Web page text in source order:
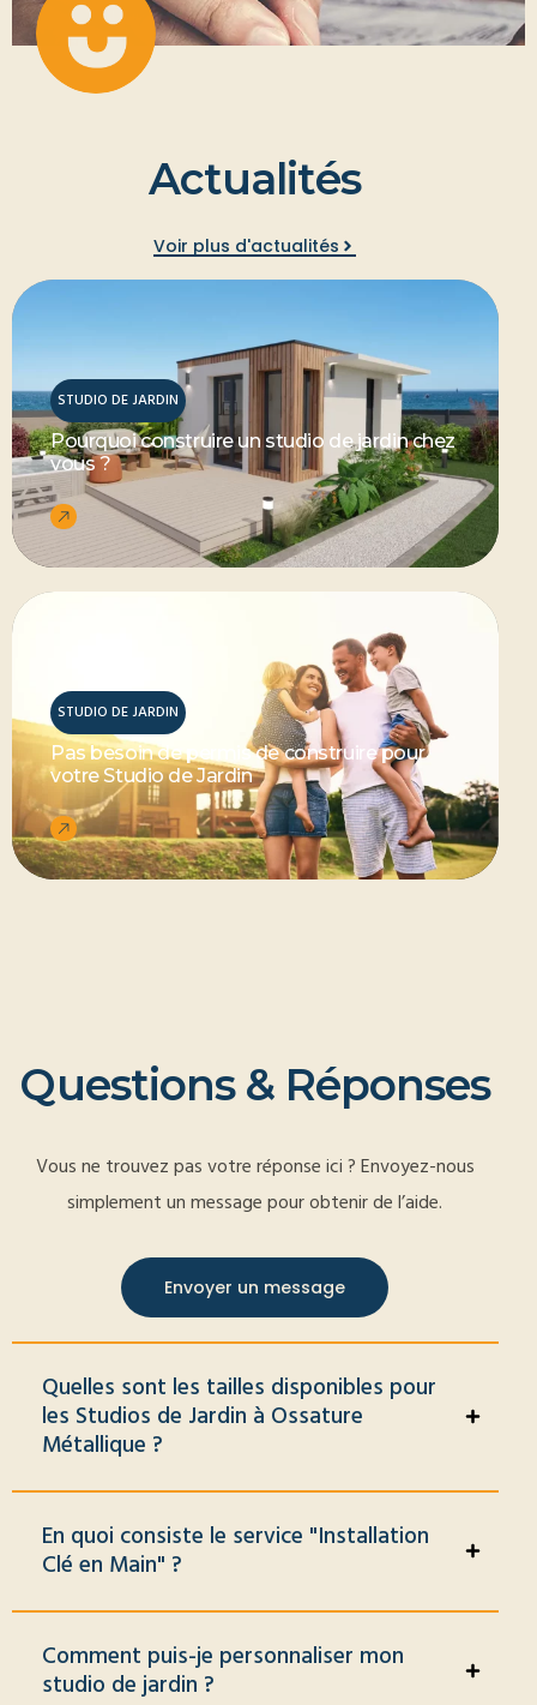
Actualités
Voir plus d'actualités
STUDIO DE JARDIN
Pourquoi construire un studio de jardin chez
vous ?
STUDIO DE JARDIN
Pas besoin de permis de construire pour
votre Studio de Jardin
Questions & Réponses
Vous ne trouvez pas votre réponse ici ? Envoyez-nous
simplement un message pour obtenir de l’aide.
Envoyer un message
Quelles sont les tailles disponibles pour
les Studios de Jardin à Ossature
Métallique ?
En quoi consiste le service "Installation
Clé en Main" ?
Comment puis-je personnaliser mon
studio de jardin ?